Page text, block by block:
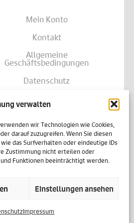
verwalten
wir Technologien wie Cookies,
darauf zuzugreifen. Wenn Sie diesen
das Surfverhalten oder eindeutige IDs
Zustimmung nicht erteilen oder
Funktionen beeinträchtigt werden.
Einstellungen ansehen
Impressum
Mein Konto
Kontakt
Allgemeine
Geschäftsbedingungen
Datenschutz
Versand & Lieferung
Impressum
Vertrag widerrufen